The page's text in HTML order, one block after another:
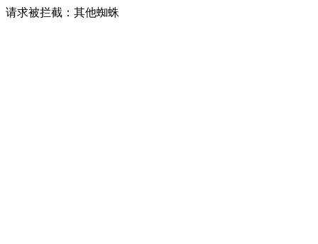
请求被拦截：其他蜘蛛